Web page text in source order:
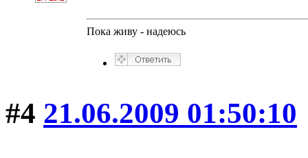
Пока живу - надеюсь
#4 21.06.2009 01:50:10